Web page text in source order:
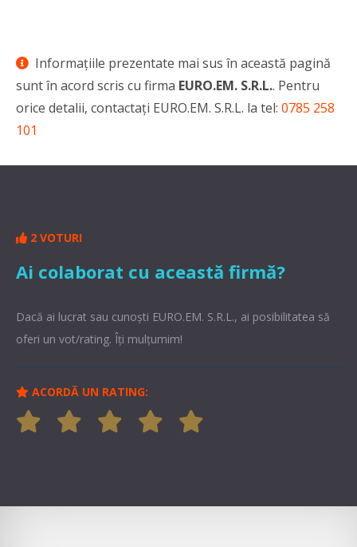
Informaţiile prezentate mai sus în această pagină
sunt în acord scris cu firma EURO.EM. S.R.L.. Pentru
orice detalii, contactaţi EURO.EM. S.R.L. la tel: 0785 258
101
2 VOTURI
Ai colaborat cu această firmă?
Dacă ai lucrat sau cunoşti EURO.EM. S.R.L., ai posibilitatea să
oferi un vot/rating. Îți mulțumim!
ACORDĂ UN RATING: